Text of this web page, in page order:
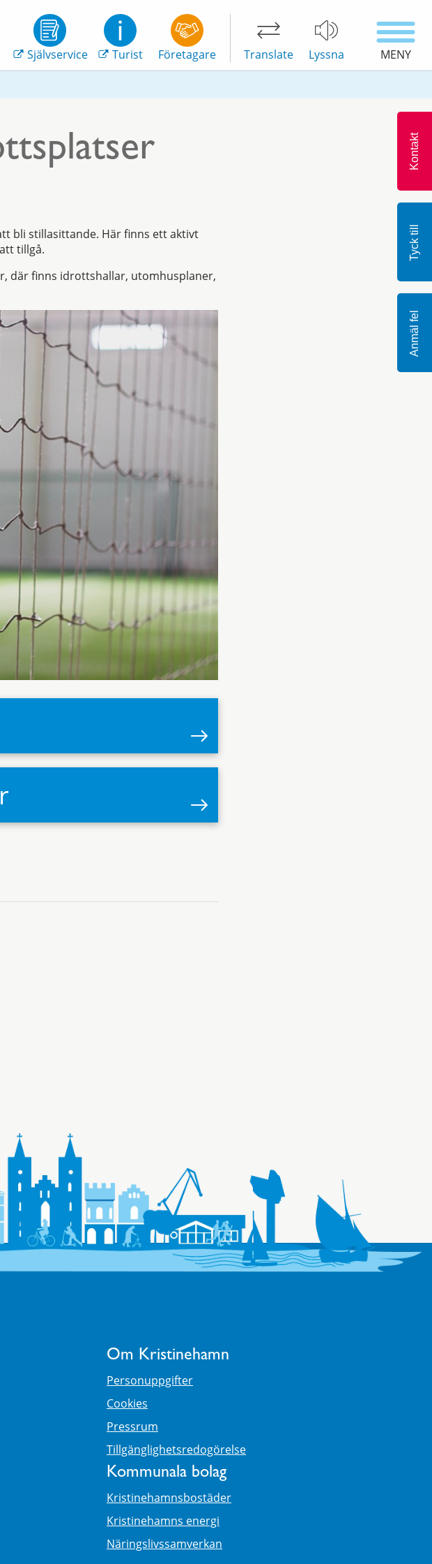
Självservice Turist Företagare Translate Lyssna MENY
Kontakt
Tyck till
Anmäl fel
bli stillasittande. Här finns ett aktivt
tillgå.
där finns idrottshallar, utomhusplaner,
Om Kristinehamn
Personuppgifter
Cookies
Pressrum
Tillgänglighetsredogörelse
Kommunala bolag
Kristinehamnsbostäder
Kristinehamns energi
Näringslivssamverkan